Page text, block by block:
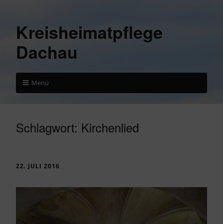
Kreisheimatpflege
Dachau
Menü
Schlagwort: Kirchenlied
22. JULI 2016